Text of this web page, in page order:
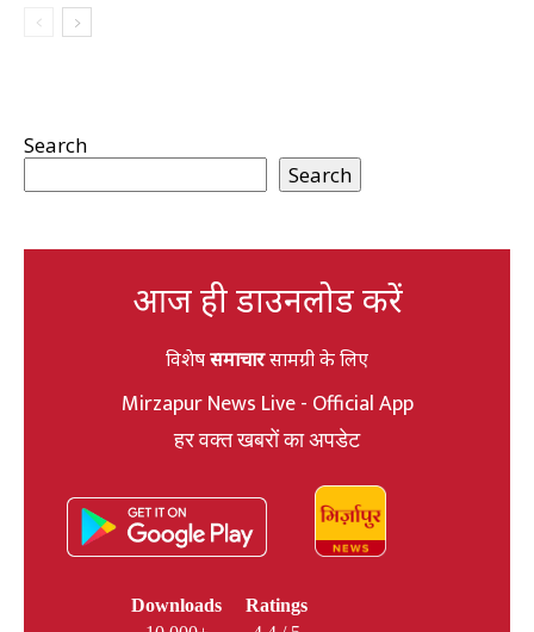
Search
Search
आज ही डाउनलोड करें
विशेषसमाचारसामग्री के लिए
Mirzapur News Live - Official App
हर वक्त खबरों का अपडेट
Downloads
Ratings